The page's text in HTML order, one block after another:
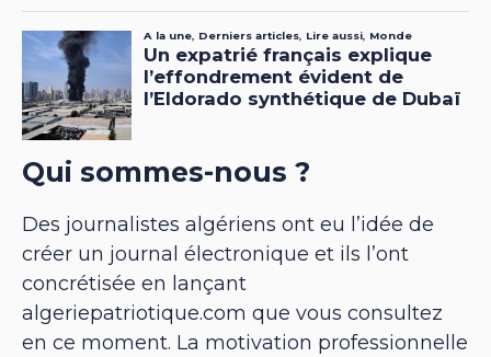
Qui sommes-nous ?
Des journalistes algériens ont eu l’idée de
créer un journal électronique et ils l’ont
concrétisée en lançant
algeriepatriotique.com que vous consultez
en ce moment. La motivation professionnelle